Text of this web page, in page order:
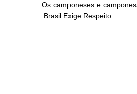
Os camponeses e
Brasil Exige Respeito.